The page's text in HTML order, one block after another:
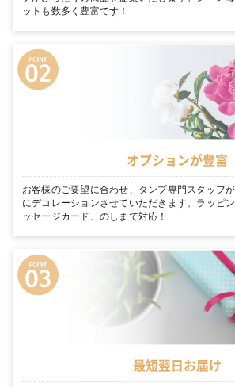
ットも数多く豊富です！
オプションが豊富
お客様のご要望に合わせ、タンプ専門スタッフ
にデコレーションさせていただきます。ラッピ
ッセージカード、のしまで対応！
最短翌日お届け